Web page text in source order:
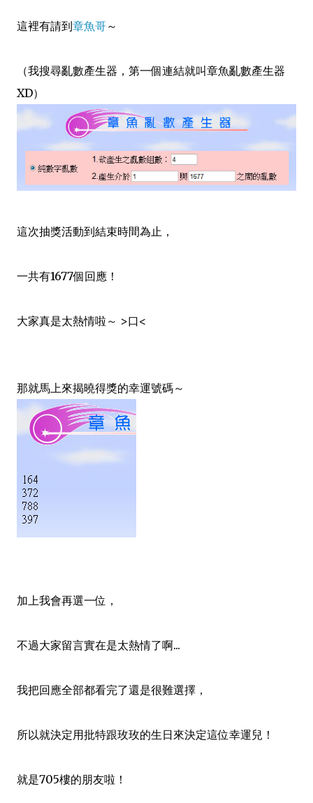
這裡有請到章魚哥～
（我搜尋亂數產生器，第一個連結就叫章魚亂數產生器
XD）
這次抽獎活動到結束時間為止，
一共有1677個回應！
大家真是太熱情啦～ >口<
那就馬上來揭曉得獎的幸運號碼～
加上我會再選一位 ，
不過大家留言實在是太熱情了啊...
我把回應全部都看完了還是很難選擇 ，
所以就決定用批特跟玫玫的生日來決定這位幸運兒！
就是705樓的朋友啦！